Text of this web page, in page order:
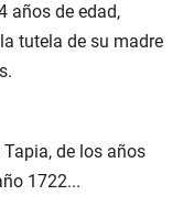
años de edad,
tutela de su madre
de los años
1722...